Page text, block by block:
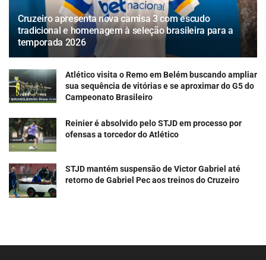
Cruzeiro apresenta nova camisa 3 com escudo
tradicional e homenagem à seleção brasileira para a
temporada 2026
Atlético visita o Remo em Belém buscando ampliar
sua sequência de vitórias e se aproximar do G5 do
Campeonato Brasileiro
Reinier é absolvido pelo STJD em processo por
ofensas a torcedor do Atlético
STJD mantém suspensão de Victor Gabriel até
retorno de Gabriel Pec aos treinos do Cruzeiro